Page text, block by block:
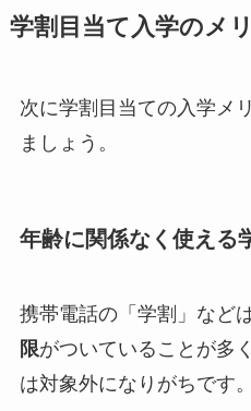
学割目当て入学のメ
次に学割目当ての入学メ
ましょう。
年齢に関係なく使える
携帯電話の「学割」など
限がついていることが多
は対象外になりがちです。